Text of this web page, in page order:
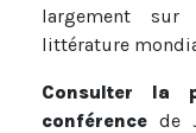
largement sur
littérature
Consulter la
conférence de